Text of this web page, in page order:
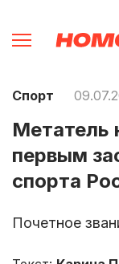
Спорт
Метатель
первым
спорта
Почетное